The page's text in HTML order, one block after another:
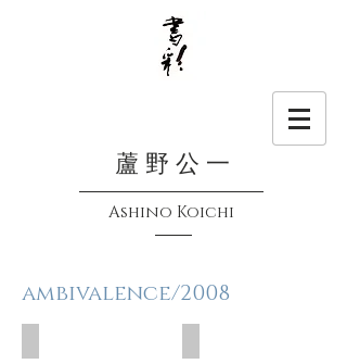
蘆 野 公 一
Ashino Koichi
ambivalence/2008